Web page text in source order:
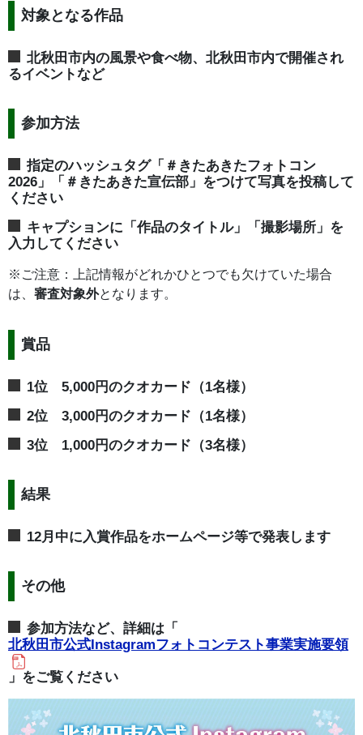
対象となる作品
北秋田市内の風景や食べ物、北秋田市内で開催され
るイベントなど
参加方法
指定のハッシュタグ「＃きたあきたフォトコン
2026」「＃きたあきた宣伝部」をつけて写真を投稿して
ください
キャプションに「作品のタイトル」「撮影場所」を
入力してください
※ご注意：上記情報がどれかひとつでも欠けていた場合
は、 審査対象外となります。
賞品
1位 5,000円のクオカード（1名様）
2位 3,000円のクオカード（1名様）
3位 1,000円のクオカード（3名様）
結果
12月中に入賞作品をホームページ等で発表します
その他
参加方法など、詳細は「
北秋田市公式Instagramフォトコンテスト事業実施要領
」をご覧ください